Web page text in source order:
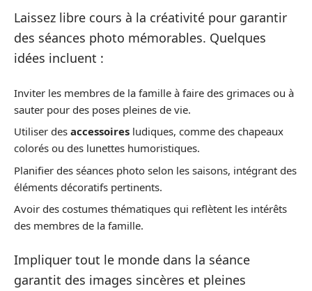
Laissez libre cours à la créativité pour garantir
des séances photo mémorables. Quelques
idées incluent :
Inviter les membres de la famille à faire des grimaces ou à
sauter pour des poses pleines de vie.
Utiliser des accessoires ludiques, comme des chapeaux
colorés ou des lunettes humoristiques.
Planifier des séances photo selon les saisons, intégrant des
éléments décoratifs pertinents.
Avoir des costumes thématiques qui reflètent les intérêts
des membres de la famille.
Impliquer tout le monde dans la séance
garantit des images sincères et pleines